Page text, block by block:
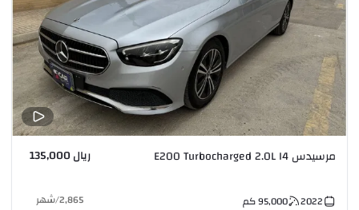
مرسيدس E200 Turbocharged 2.0L I4 ريال 135,000
2022
95,000كم 2,865
/شهر